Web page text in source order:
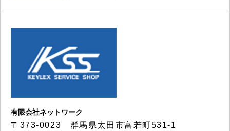
有限会社ネットワーク
〒373-0023 群馬県太田市富若町531-1